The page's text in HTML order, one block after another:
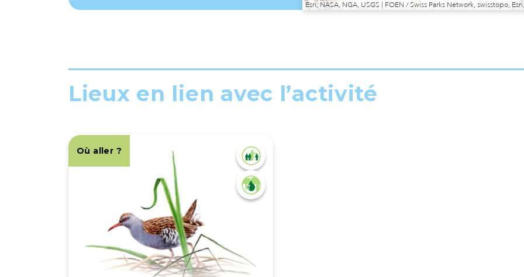
Esri, NASA, NGA, USGS | FOEN / Swiss Parks Network, swisstopo,
Lieux en lien avec l’activité
Où aller ?